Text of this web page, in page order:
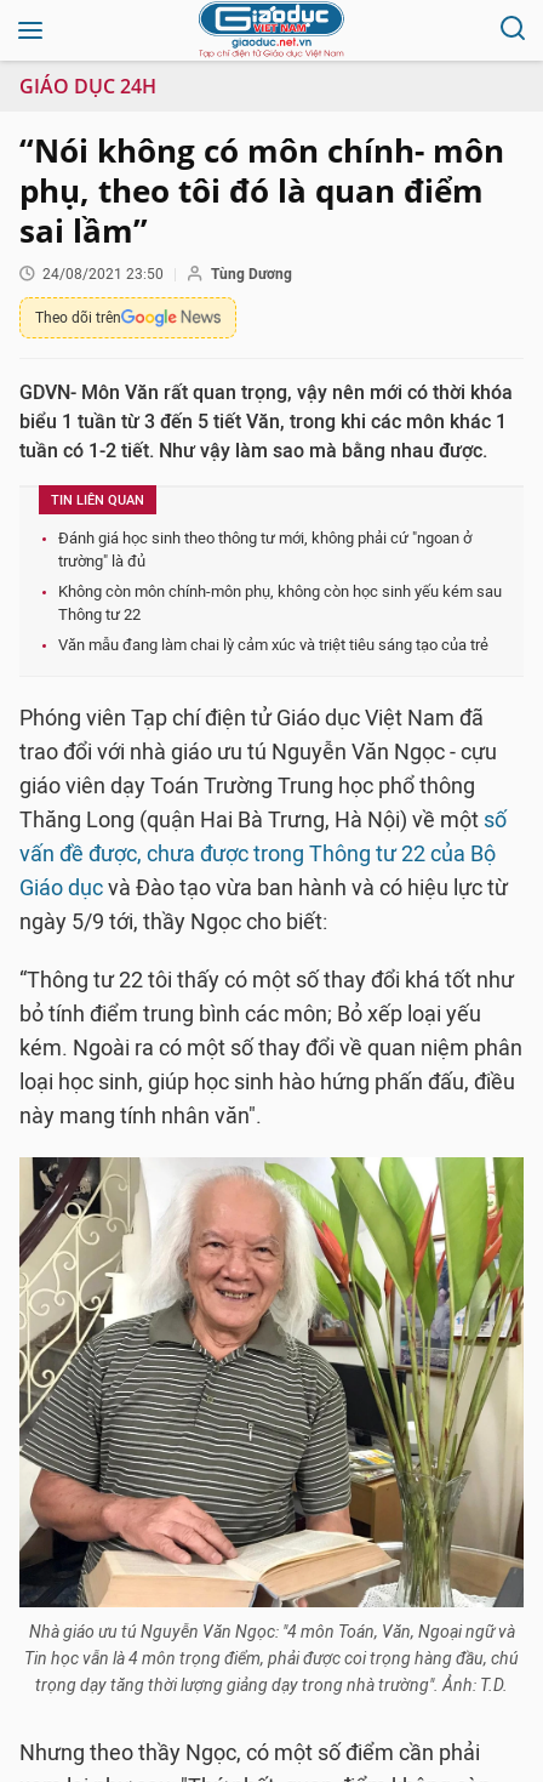
GIÁO DỤC 24H
“Nói không có môn chính- môn
phụ, theo tôi đó là quan điểm
sai lầm”
24/08/2021 23:50 Tùng Dương
Theo dõi trên
GDVN- Môn Văn rất quan trọng, vậy nên mới có thời khóa
biểu 1 tuần từ 3 đến 5 tiết Văn, trong khi các môn khác 1
tuần có 1-2 tiết. Như vậy làm sao mà bằng nhau được.
TIN LIÊN QUAN
Đánh giá học sinh theo thông tư mới, không phải cứ "ngoan ở
trường" là đủ
Không còn môn chính-môn phụ, không còn học sinh yếu kém sau
Thông tư 22
Văn mẫu đang làm chai lỳ cảm xúc và triệt tiêu sáng tạo của trẻ
Phóng viên Tạp chí điện tử Giáo dục Việt Nam đã
trao đổi với nhà giáo ưu tú Nguyễn Văn Ngọc - cựu
giáo viên dạy Toán Trường Trung học phổ thông
Thăng Long (quận Hai Bà Trưng, Hà Nội) về một số
vấn đề được, chưa được trong Thông tư 22 của Bộ
Giáo dụcvà Đào tạo vừa ban hành và có hiệu lực từ
ngày 5/9 tới, thầy Ngọc cho biết:
“Thông tư 22 tôi thấy có một số thay đổi khá tốt như
bỏ tính điểm trung bình các môn; Bỏ xếp loại yếu
kém. Ngoài ra có một số thay đổi về quan niệm phân
loại học sinh, giúp học sinh hào hứng phấn đấu, điều
này mang tính nhân văn".
Nhà giáo ưu tú Nguyễn Văn Ngọc: "4 môn Toán, Văn, Ngoại ngữ và
Tin học vẫn là 4 môn trọng điểm, phải được coi trọng hàng đầu, chú
trọng dạy tăng thời lượng giảng dạy trong nhà trường". Ảnh: T.D.
Nhưng theo thầy Ngọc, có một số điểm cần phải